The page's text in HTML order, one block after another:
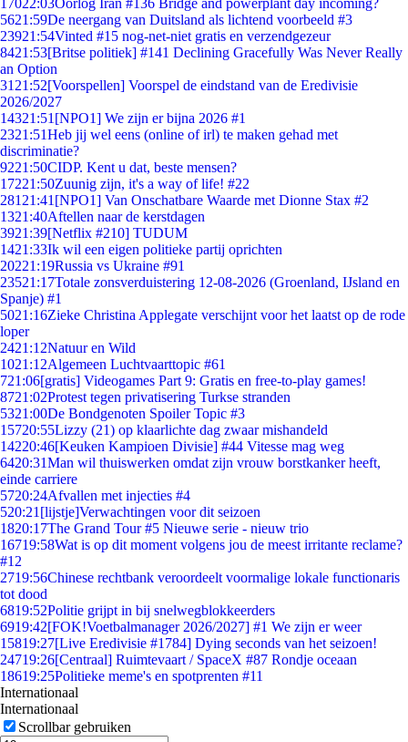
17022:03Oorlog Iran #136 Bridge and powerplant day incoming?
5621:59De neergang van Duitsland als lichtend voorbeeld #3
23921:54Vinted #15 nog-net-niet gratis en verzendgezeur
8421:53[Britse politiek] #141 Declining Gracefully Was Never Really
an Option
31 21:52[Voorspellen] Voorspel de eindstand van de Eredivisie
2026/2027
14321:51 [NPO1] We zijn er bijna 2026 #1
2321:51Heb jij wel eens (online of irl) te maken gehad met
discriminatie?
9221:50CIDP. Kent u dat, beste mensen?
17221:50Zuunig zijn, it's a way of life! #22
281 21:41 [NPO1] Van Onschatbare Waarde met Dionne Stax #2
1321:40Aftellen naar de kerstdagen
3921:39[Netflix #210] TUDUM
1421:33Ik wil een eigen politieke partij oprichten
20221:19Russia vs Ukraine #91
23521:17Totale zonsverduistering 12-08-2026 (Groenland, IJsland en
Spanje) #1
5021:16Zieke Christina Applegate verschijnt voor het laatst op de rode
loper
2421:12Natuur en Wild
1021:12Algemeen Luchtvaarttopic #61
721:06[gratis] Videogames Part 9: Gratis en free-to-play games!
8721:02Protest tegen privatisering Turkse stranden
5321:00De Bondgenoten Spoiler Topic #3
15720:55Lizzy (21) op klaarlichte dag zwaar mishandeld
14220:46[Keuken Kampioen Divisie] #44 Vitesse mag weg
6420:31Man wil thuiswerken omdat zijn vrouw borstkanker heeft,
einde carriere
5720:24Afvallen met injecties #4
520:21 [lijstje]Verwachtingen voor dit seizoen
1820:17The Grand Tour #5 Nieuwe serie - nieuw trio
16719:58Wat is op dit moment volgens jou de meest irritante reclame?
#12
2719:56Chinese rechtbank veroordeelt voormalige lokale functionaris
tot dood
6819:52Politie grijpt in bij snelwegblokkeerders
6919:42[FOK!Voetbalmanager 2026/2027] #1 We zijn er weer
15819:27[Live Eredivisie #1784] Dying seconds van het seizoen!
24719:26[Centraal] Ruimtevaart / SpaceX #87 Rondje oceaan
18619:25Politieke meme's en spotprenten #11
Internationaal
Internationaal
Scrollbar gebruiken